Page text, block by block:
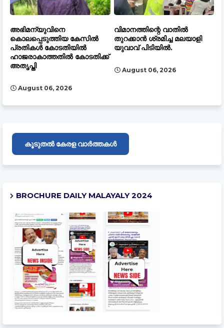
അഭിമന്യുവിനെ
കൊലപ്പെടുത്തിയ കേസിൽ
പ്രതികൾ കോടതിയിൽ
ഹാജരാകാത്തതിൽ കോടതിക്ക്
അതൃപ്തി
August 06, 2026
വിമാനത്തിന്റെ വാതിൽ
തുറക്കാൻ ശ്രമിച്ച മലയാളി
യുവാവ് പിടിയിൽ.
August 06, 2026
കൂടുതൽ കേരള വാർത്തകൾ
BROCHURE DAILY MALAYALY 2024